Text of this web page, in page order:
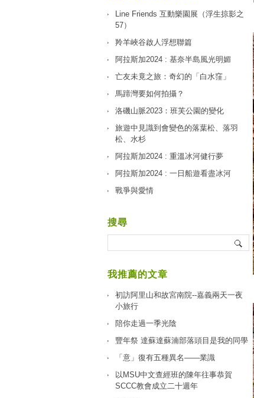
Line Friends 互動樂園展（浮生掠影之
57）
羚羊峽谷啟人浮想聯篇
阿拉斯加2024 : 基奈半島風光明媚
亡友未竟之旅：奇幻的「白水窪」
馬蹄灣要如何拍攝？
洛磯山脈2023：班芙公園的變化
旅遊中見識到會變色的落葉松、落羽
松、水杉
阿拉斯加2024 : 重溫冰河健行夢
阿拉斯加2024 : 一日船遊看盡冰河
戰爭與愛情
搜尋
我推薦的文章
初訪阿里山和故宮南院--嘉義兩天一夜
小旅行
陪你走過一季光陰
豐年祭 達蘇達蘇湳部落頭目是我的同學
「意」復有五種異名——業識
以MSU中文查經班的陳年往事恭賀
SCCC教會成立二十週年